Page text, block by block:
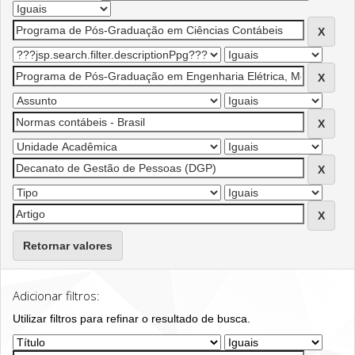
Retornar valores
Adicionar filtros:
Utilizar filtros para refinar o resultado de busca.